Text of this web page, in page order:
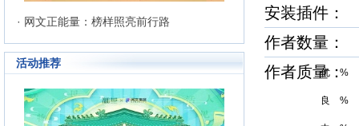
立起极高声望。 历经十二年的风
雨，晋江文学城已经从一个简单的
文学爱好者的集散地快速且稳健地
成长为行业内的翘楚，为1300万
来自不同地区和国家的注册用户突
破地区、种族、语言和国家的障碍
聚集在这里的网络文学同好们构建
起创作交流与沟通的平台。
· 网文正能量：榜样照亮前行路
活动推荐
安装插件
作者数量
作者质量
优 %
良 %